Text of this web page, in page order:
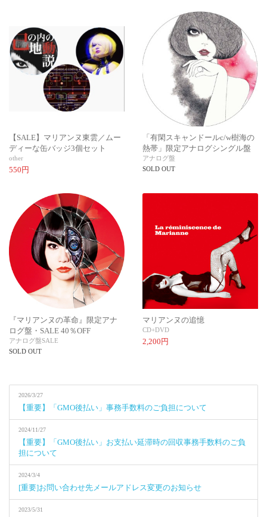
【SALE】マリアンヌ東雲／ムー
ディーな缶バッジ3個セット
other
550円
「有閑スキャンドールc/w樹海の
熱帯」限定アナログシングル盤
アナログ盤
SOLD OUT
『マリアンヌの革命』限定アナ
ログ盤・SALE 40％OFF
アナログ盤SALE
SOLD OUT
マリアンヌの追憶
CD+DVD
2,200円
2026/3/27
【重要】「GMO後払い」事務手数料のご負担について
2024/11/27
【重要】「GMO後払い」お支払い延滞時の回収事務手数料のご負
担について
2024/3/4
[重要]お問い合わせ先メールアドレス変更のお知らせ
2023/5/31